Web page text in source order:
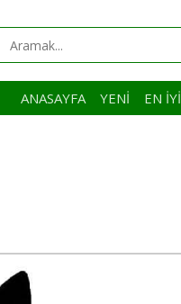
ANASAYFA YENI EN İYI